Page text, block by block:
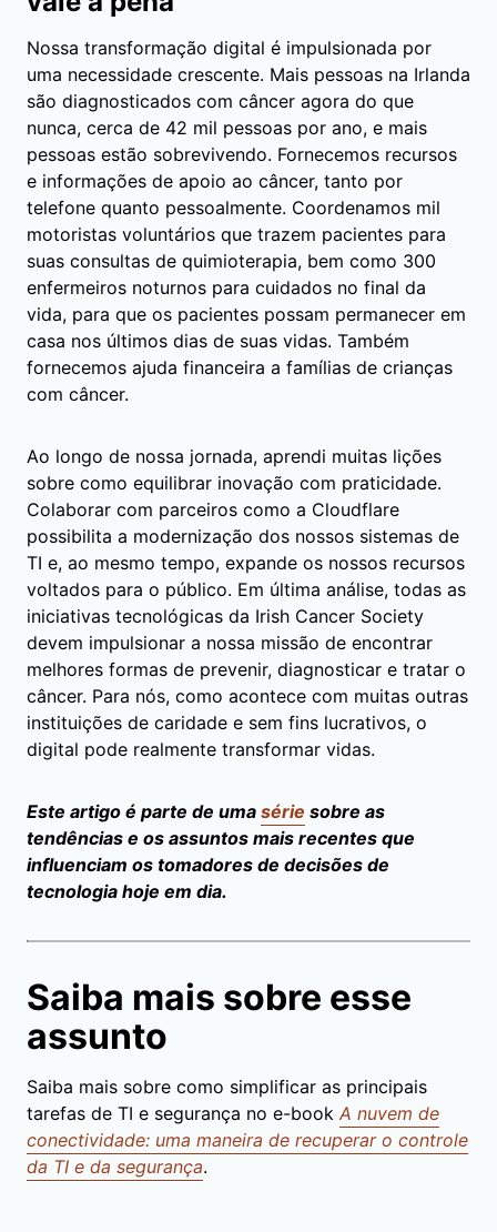
Nossa transformação digital é impulsionada por
uma necessidade crescente. Mais pessoas na Irlanda
são diagnosticados com câncer agora do que
nunca, cerca de 42 mil pessoas por ano, e mais
pessoas estão sobrevivendo. Fornecemos recursos
e informações de apoio ao câncer, tanto por
telefone quanto pessoalmente. Coordenamos mil
motoristas voluntários que trazem pacientes para
suas consultas de quimioterapia, bem como 300
enfermeiros noturnos para cuidados no final da
vida, para que os pacientes possam permanecer em
casa nos últimos dias de suas vidas. Também
fornecemos ajuda financeira a famílias de crianças
com câncer.
Ao longo de nossa jornada, aprendi muitas lições
sobre como equilibrar inovação com praticidade.
Colaborar com parceiros como a Cloudflare
possibilita a modernização dos nossos sistemas de
TI e, ao mesmo tempo, expande os nossos recursos
voltados para o público. Em última análise, todas as
iniciativas tecnológicas da Irish Cancer Society
devem impulsionar a nossa missão de encontrar
melhores formas de prevenir, diagnosticar e tratar o
câncer. Para nós, como acontece com muitas outras
instituições de caridade e sem fins lucrativos, o
digital pode realmente transformar vidas.
Este artigo é parte de uma série sobre as
tendências e os assuntos mais recentes que
influenciam os tomadores de decisões de
tecnologia hoje em dia.
Saiba mais sobre esse
assunto
Saiba mais sobre como simplificar as principais
tarefas de TI e segurança no e-book A nuvem de
conectividade: uma maneira de recuperar o controle
da TI e da segurança.